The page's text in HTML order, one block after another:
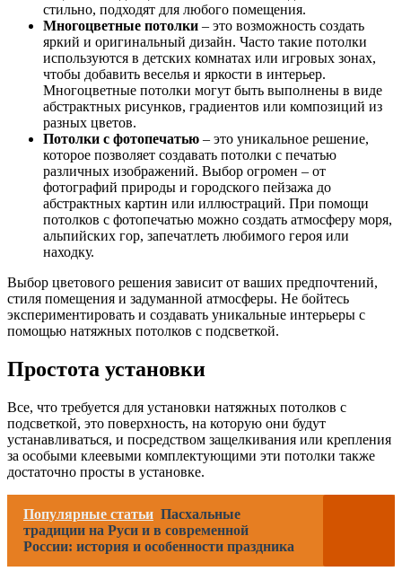
стильно, подходят для любого помещения.
Многоцветные потолки – это возможность создать
яркий и оригинальный дизайн. Часто такие потолки
используются в детских комнатах или игровых зонах,
чтобы добавить веселья и яркости в интерьер.
Многоцветные потолки могут быть выполнены в виде
абстрактных рисунков, градиентов или композиций из
разных цветов.
Потолки с фотопечатью – это уникальное решение,
которое позволяет создавать потолки с печатью
различных изображений. Выбор огромен – от
фотографий природы и городского пейзажа до
абстрактных картин или иллюстраций. При помощи
потолков с фотопечатью можно создать атмосферу моря,
альпийских гор, запечатлеть любимого героя или
находку.
Выбор цветового решения зависит от ваших предпочтений,
стиля помещения и задуманной атмосферы. Не бойтесь
экспериментировать и создавать уникальные интерьеры с
помощью натяжных потолков с подсветкой.
Простота установки
Все, что требуется для установки натяжных потолков с
подсветкой, это поверхность, на которую они будут
устанавливаться, и посредством защелкивания или крепления
за особыми клеевыми комплектующими эти потолки также
достаточно просты в установке.
Популярные статьи Пасхальные
традиции на Руси и в современной
России: история и особенности праздника